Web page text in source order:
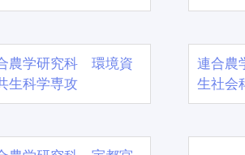
農学研究科 環境資
生科学専攻
連合農
生社会